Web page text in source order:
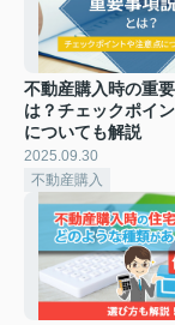
不動産購入時の重
は？チェックポイ
についても解説
2025.09.30
不動産購入